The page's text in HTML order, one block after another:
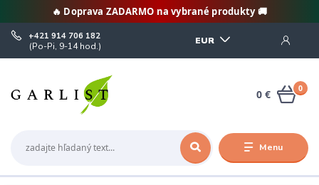
🔥 Doprava ZADARMO na vybrané produkty 🚚
Menu
EUR
+421 914 706 182
(Po-Pi, 9-14 hod.)
0
0 €